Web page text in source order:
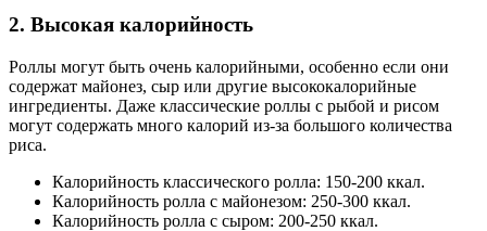
2. Высокая калорийность
Роллы могут быть очень калорийными, особенно если они
содержат майонез, сыр или другие высококалорийные
ингредиенты. Даже классические роллы с рыбой и рисом
могут содержать много калорий из-за большого количества
риса.
Калорийность классического ролла: 150-200 ккал.
Калорийность ролла с майонезом: 250-300 ккал.
Калорийность ролла с сыром: 200-250 ккал.